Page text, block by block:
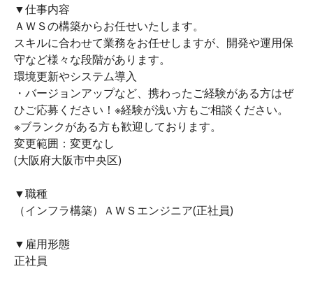
▼仕事内容
ＡＷＳの構築からお任せいたします。
スキルに合わせて業務をお任せしますが、開発や運用保
守など様々な段階があります。
環境更新やシステム導入
・バージョンアップなど、携わったご経験がある方はぜ
ひご応募ください！※経験が浅い方もご相談ください。
※ブランクがある方も歓迎しております。
変更範囲：変更なし
(大阪府大阪市中央区)
▼職種
（インフラ構築）ＡＷＳエンジニア(正社員)
▼雇用形態
正社員